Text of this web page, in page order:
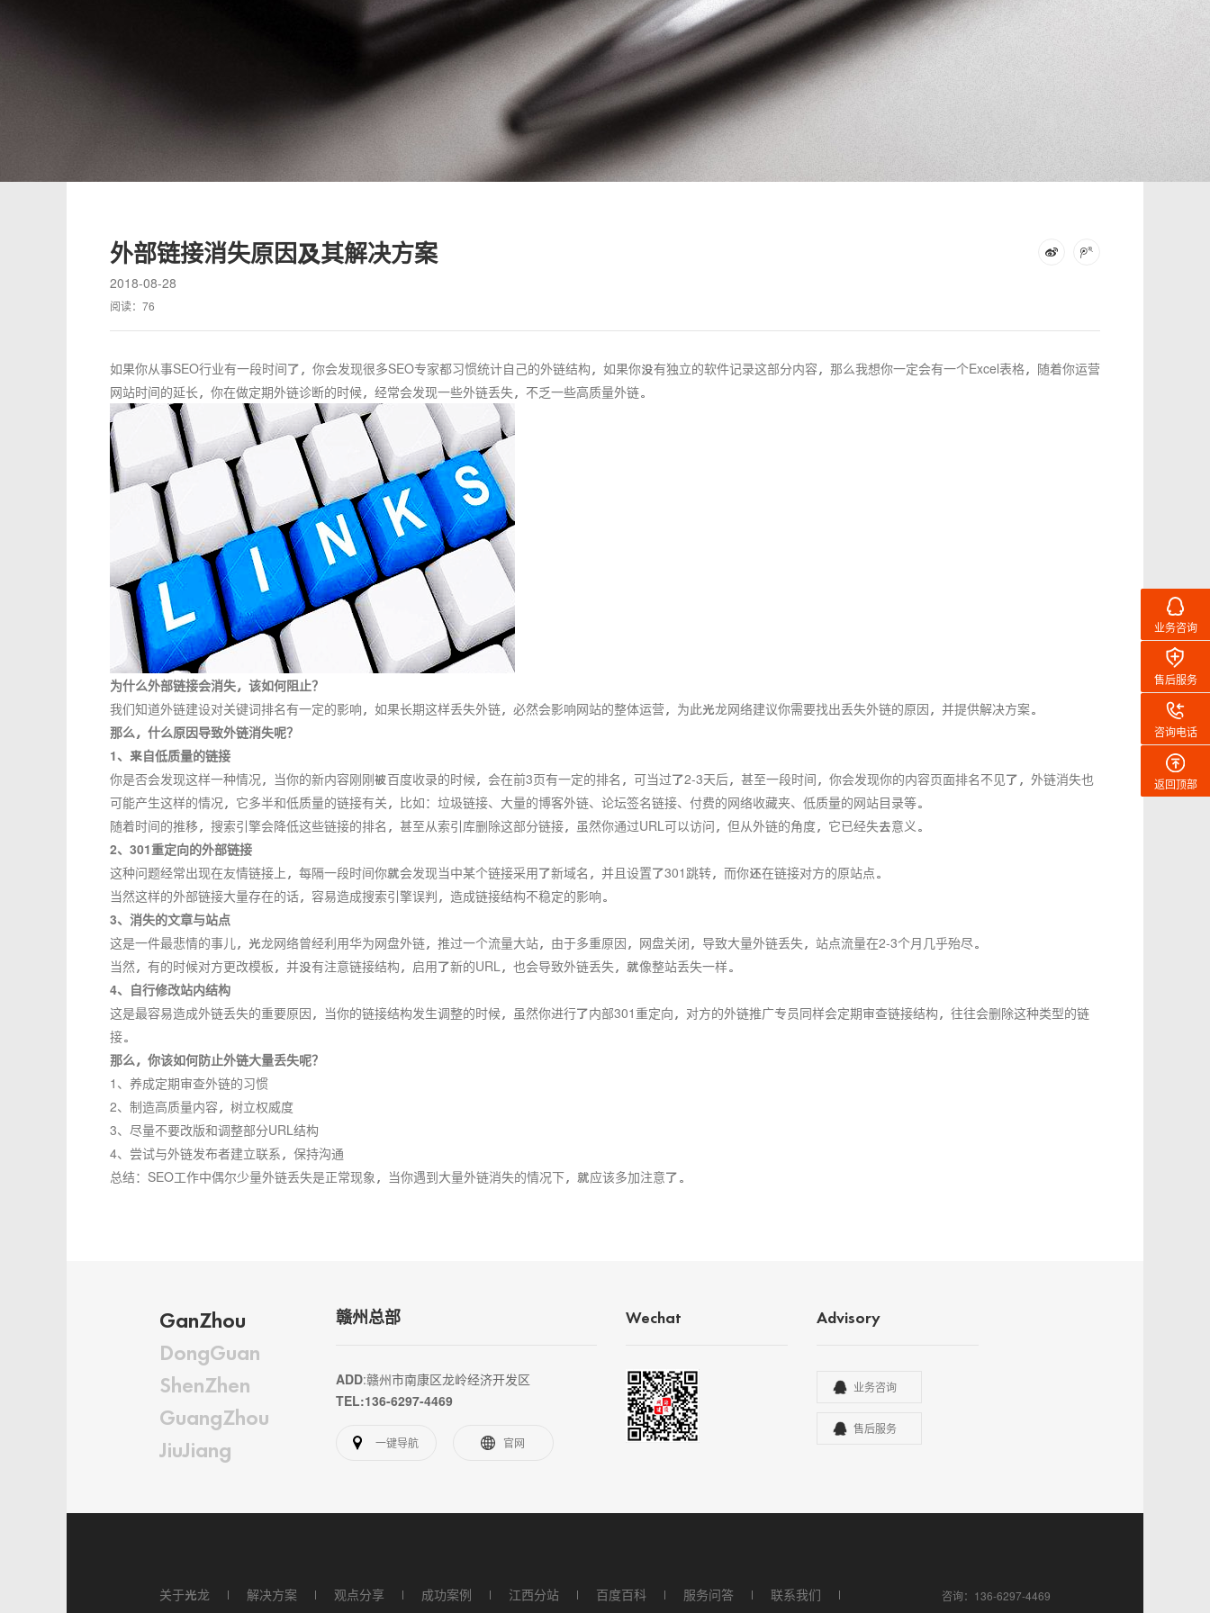
外部链接消失原因及其解决方案
2018-08-28
阅读： 76
如果你从事SEO行业有一段时间了，你会发现很多SEO专家都习惯统计自己的外链结构，如果你没有独立的软件记录这部分内容，那么我想你一定会有一个Excel表格，随着你运营
网站时间的延长，你在做定期外链诊断的时候，经常会发现一些外链丢失，不乏一些高质量外链。
为什么外部链接会消失，该如何阻止？
我们知道外链建设对关键词排名有一定的影响，如果长期这样丢失外链，必然会影响网站的整体运营，为此光龙网络建议你需要找出丢失外链的原因，并提供解决方案。
那么，什么原因导致外链消失呢？
1、来自低质量的链接
你是否会发现这样一种情况，当你的新内容刚刚被百度收录的时候，会在前3页有一定的排名，可当过了2-3天后，甚至一段时间，你会发现你的内容页面排名不见了，外链消失也
可能产生这样的情况，它多半和低质量的链接有关，比如：垃圾链接、大量的博客外链、论坛签名链接、付费的网络收藏夹、低质量的网站目录等。
随着时间的推移，搜索引擎会降低这些链接的排名，甚至从索引库删除这部分链接，虽然你通过URL可以访问，但从外链的角度，它已经失去意义。
2、301重定向的外部链接
这种问题经常出现在友情链接上，每隔一段时间你就会发现当中某个链接采用了新域名，并且设置了301跳转，而你还在链接对方的原站点。
当然这样的外部链接大量存在的话，容易造成搜索引擎误判，造成链接结构不稳定的影响。
3、消失的文章与站点
这是一件最悲情的事儿，光龙网络曾经利用华为网盘外链，推过一个流量大站，由于多重原因，网盘关闭，导致大量外链丢失，站点流量在2-3个月几乎殆尽。
当然，有的时候对方更改模板，并没有注意链接结构，启用了新的URL，也会导致外链丢失，就像整站丢失一样。
4、自行修改站内结构
这是最容易造成外链丢失的重要原因，当你的链接结构发生调整的时候，虽然你进行了内部301重定向，对方的外链推广专员同样会定期审查链接结构，往往会删除这种类型的链
接。
那么，你该如何防止外链大量丢失呢？
1、养成定期审查外链的习惯
2、制造高质量内容，树立权威度
3、尽量不要改版和调整部分URL结构
4、尝试与外链发布者建立联系，保持沟通
总结：SEO工作中偶尔少量外链丢失是正常现象，当你遇到大量外链消失的情况下，就应该多加注意了。
GanZhou
DongGuan
ShenZhen
GuangZhou
JiuJiang
赣州总部
ADD:赣州市南康区龙岭经济开发区
TEL:136-6297-4469
一键导航 官网
Wechat Advisory
业务咨询
售后服务
关于光龙 解决方案 观点分享 成功案例 江西分站 百度百科 服务问答 联系我们 咨询：136-6297-4469
业务咨询
售后服务
咨询电话
返回顶部